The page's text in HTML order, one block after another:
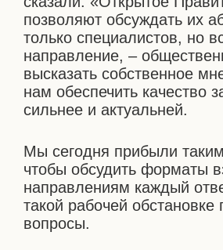
позволяют обсуждать их
только специалистов, но
направление, –
высказать собственное
нам обеспечить качество
сильнее и актуальней.
Мы сегодня прибыли
чтобы обсудить форматы
направлениям каждый
такой рабочей
вопросы.